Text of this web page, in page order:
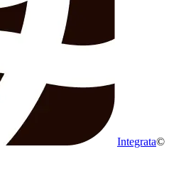
Integrata©